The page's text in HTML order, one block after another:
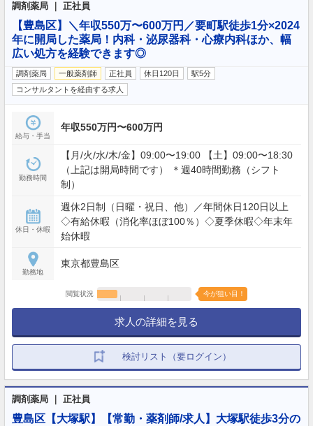
調剤薬局 ｜ 正社員
【豊島区】＼年収550万〜600万円／要町駅徒歩1分×2024
年に開局した薬局！内科・泌尿器科・心療内科ほか、幅
広い処方を経験できます◎
調剤薬局 一般薬剤師 正社員 休日120日
駅5分
コンサルタントを経由する求人
給与・手当
年収550万円〜600万円
勤務時間
【月/火/水/木/金】09:00〜19:00 【土】09:00〜18:30
（上記は開局時間です） ＊週40時間勤務（シフト
制）
休日・休暇
週休2日制（日曜・祝日、他）／年間休日120日以上
◇有給休暇（消化率ほぼ100％）◇夏季休暇◇年末年
始休暇
勤務地
東京都豊島区
閲覧状況 今が狙い目！
求人の詳細を見る
検討リスト（要ログイン）
調剤薬局 ｜ 正社員
豊島区【大塚駅】【常勤・薬剤師/求人】大塚駅徒歩3分の